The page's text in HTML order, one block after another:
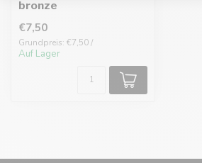
bronze
€7,50
Grundpreis: €7,50 /
Auf Lager